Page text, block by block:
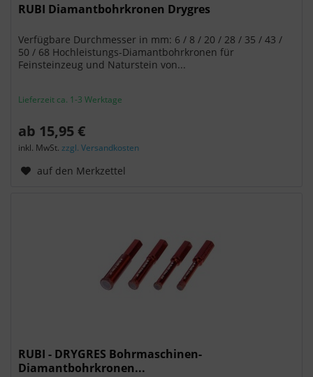
RUBI Diamantbohrkronen Drygres
Verfügbare Durchmesser in mm: 6 / 8 / 20 / 28 / 35 / 43 /
50 / 68 Hochleistungs-Diamantbohrkronen für
Feinsteinzeug und Naturstein von...
Lieferzeit ca. 1-3 Werktage
ab 15,95 €
inkl. MwSt.zzgl. Versandkosten
auf den Merkzettel
RUBI - DRYGRES Bohrmaschinen-
Diamantbohrkronen...